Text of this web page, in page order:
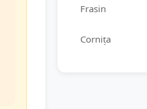
Frasin
Cornița